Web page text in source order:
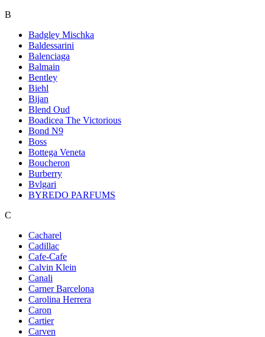
B
Badgley Mischka
Baldessarini
Balenciaga
Balmain
Bentley
Biehl
Bijan
Blend Oud
Boadicea The Victorious
Bond N9
Boss
Bottega Veneta
Boucheron
Burberry
Bvlgari
BYREDO PARFUMS
C
Cacharel
Cadillac
Cafe-Cafe
Calvin Klein
Canali
Carner Barcelona
Carolina Herrera
Caron
Cartier
Carven